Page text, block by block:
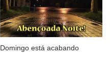
Domingo está acabando